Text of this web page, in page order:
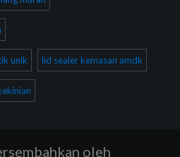
unik lid sealer kemasan amdk
oleh